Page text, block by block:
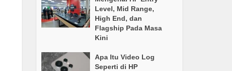
Level, Mid Range,
High End, dan
Flagship Pada Masa
Kini
Apa Itu Video Log
Seperti di HP